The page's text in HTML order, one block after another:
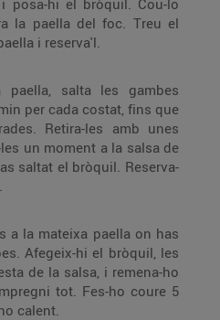
posa-hi el bròquil. Cou-lo
bròquil de la paella i reserva'l.
paella, salta les gambes
costat, fins que
Retira-les amb unes
el bròquil. Reserva-
a la mateixa paella on has
les
la salsa, i remena-ho
tot. Fes-ho coure 5
calent.